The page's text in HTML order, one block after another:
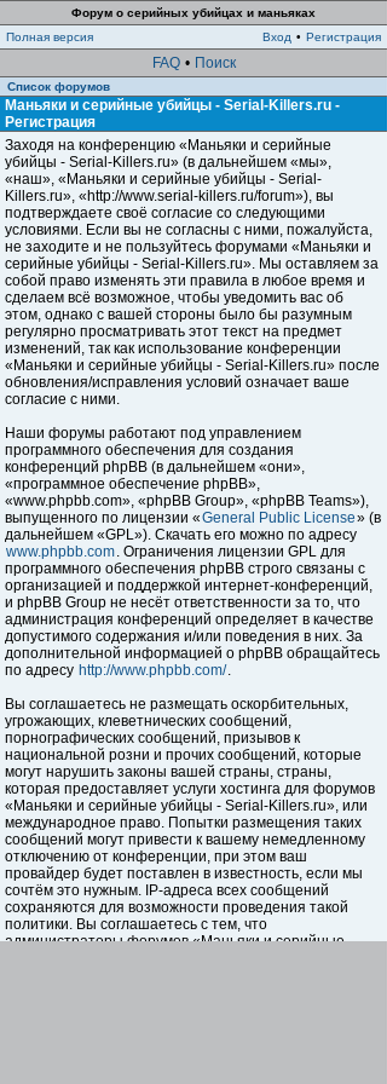
Форум о серийных убийцах и маньяках
Полная версия
Вход • Регистрация
FAQ • Поиск
Список форумов
Маньяки и серийные убийцы - Serial-Killers.ru -
Регистрация
Заходя на конференцию «Маньяки и серийные
убийцы - Serial-Killers.ru» (в дальнейшем «мы»,
«наш», «Маньяки и серийные убийцы - Serial-
Killers.ru», «http://www.serial-killers.ru/forum»), вы
подтверждаете своё согласие со следующими
условиями. Если вы не согласны с ними, пожалуйста,
не заходите и не пользуйтесь форумами «Маньяки и
серийные убийцы - Serial-Killers.ru». Мы оставляем за
собой право изменять эти правила в любое время и
сделаем всё возможное, чтобы уведомить вас об
этом, однако с вашей стороны было бы разумным
регулярно просматривать этот текст на предмет
изменений, так как использование конференции
«Маньяки и серийные убийцы - Serial-Killers.ru» после
обновления/исправления условий означает ваше
согласие с ними.
Наши форумы работают под управлением
программного обеспечения для создания
конференций phpBB (в дальнейшем «они»,
«программное обеспечение phpBB»,
«www.phpbb.com», «phpBB Group», «phpBB Teams»),
выпущенного по лицензии «General Public License» (в
дальнейшем «GPL»). Скачать его можно по адресу
www.phpbb.com. Ограничения лицензии GPL для
программного обеспечения phpBB строго связаны с
организацией и поддержкой интернет-конференций,
и phpBB Group не несёт ответственности за то, что
администрация конференций определяет в качестве
допустимого содержания и/или поведения в них. За
дополнительной информацией о phpBB обращайтесь
по адресу http://www.phpbb.com/.
Вы соглашаетесь не размещать оскорбительных,
угрожающих, клеветнических сообщений,
порнографических сообщений, призывов к
национальной розни и прочих сообщений, которые
могут нарушить законы вашей страны, страны,
которая предоставляет услуги хостинга для форумов
«Маньяки и серийные убийцы - Serial-Killers.ru», или
международное право. Попытки размещения таких
сообщений могут привести к вашему немедленному
отключению от конференции, при этом ваш
провайдер будет поставлен в известность, если мы
сочтём это нужным. IP-адреса всех сообщений
сохраняются для возможности проведения такой
политики. Вы соглашаетесь с тем, что
администраторы форумов «Маньяки и серийные